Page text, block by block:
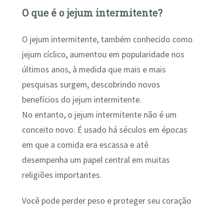
O que é o jejum intermitente?
O jejum intermitente, também conhecido como
jejum cíclico, aumentou em popularidade nos
últimos anos, à medida que mais e mais
pesquisas surgem, descobrindo novos
benefícios do jejum intermitente.
No entanto, o jejum intermitente não é um
conceito novo. É usado há séculos em épocas
em que a comida era escassa e até
desempenha um papel central em muitas
religiões importantes.
Você pode perder peso e proteger seu coração